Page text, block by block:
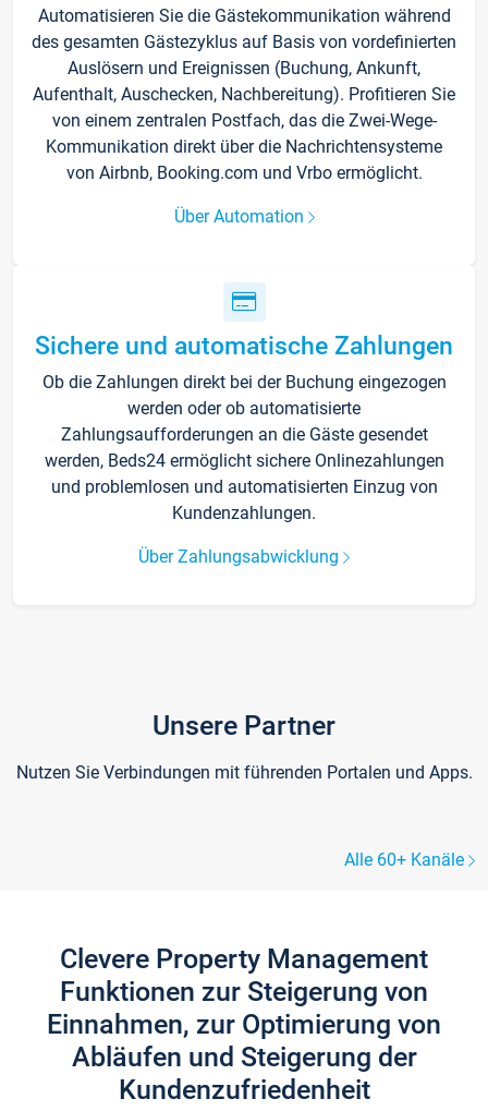
Automatisieren Sie die Gästekommunikation während
des gesamten Gästezyklus auf Basis von vordefinierten
Auslösern und Ereignissen (Buchung, Ankunft,
Aufenthalt, Auschecken, Nachbereitung). Profitieren Sie
von einem zentralen Postfach, das die Zwei-Wege-
Kommunikation direkt über die Nachrichtensysteme
von Airbnb, Booking.com und Vrbo ermöglicht.
Über Automation
Sichere und automatische Zahlungen
Ob die Zahlungen direkt bei der Buchung eingezogen
werden oder ob automatisierte
Zahlungsaufforderungen an die Gäste gesendet
werden, Beds24 ermöglicht sichere Onlinezahlungen
und problemlosen und automatisierten Einzug von
Kundenzahlungen.
Über Zahlungsabwicklung
Unsere Partner
Nutzen Sie Verbindungen mit führenden Portalen und Apps.
Alle 60+ Kanäle
Clevere Property Management
Funktionen zur Steigerung von
Einnahmen, zur Optimierung von
Abläufen und Steigerung der
Kundenzufriedenheit